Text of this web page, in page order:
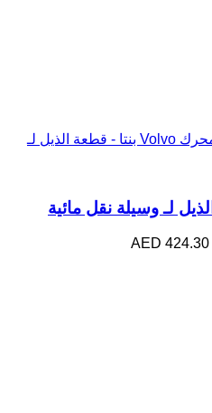
المحرك Volvo بنتا - قطعة الذيل لـ